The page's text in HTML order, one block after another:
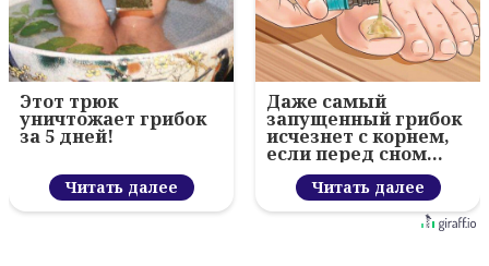
Этот трюк
уничтожает грибок
за 5 дней!
Читать далее
Даже самый
запущенный грибок
исчезнет с корнем,
если перед сном…
Читать далее